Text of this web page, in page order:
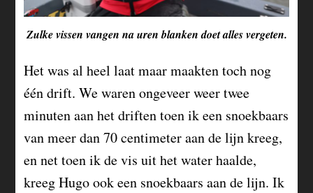
Zulke vissen vangen na uren blanken doet alles vergeten.
Het was al heel laat maar maakten toch nog
één drift. We waren ongeveer weer twee
minuten aan het driften toen ik een snoekbaars
van meer dan 70 centimeter aan de lijn kreeg,
en net toen ik de vis uit het water haalde,
kreeg Hugo ook een snoekbaars aan de lijn. Ik